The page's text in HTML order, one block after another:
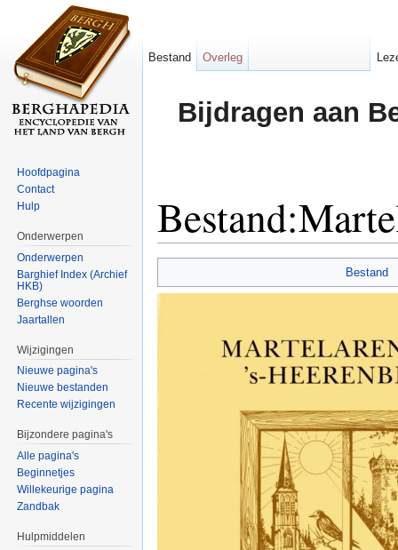
Bijdragen aan
Bestand
Bestand Overleg
Hoofdpagina
Contact
Hulp
Onderwerpen
Onderwerpen
Barghief Index (Archief
HKB)
Berghse woorden
Jaartallen
Wijzigingen
Nieuwe pagina's
Nieuwe bestanden
Recente wijzigingen
Bijzondere pagina's
Alle pagina's
Beginnetjes
Willekeurige pagina
Zandbak
Hulpmiddelen